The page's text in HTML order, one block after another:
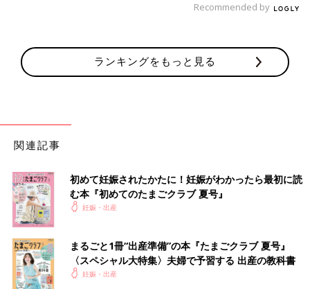
Recommended by
ランキングをもっと見る
関連記事
初めて妊娠されたかたに！妊娠がわかったら最初に読
む本『初めてのたまごクラブ 夏号』
妊娠・出産
まるごと1冊“出産準備”の本『たまごクラブ 夏号』
〈スペシャル大特集〉夫婦で予習する 出産の教科書
妊娠・出産